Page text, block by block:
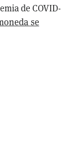
de COVID-
se